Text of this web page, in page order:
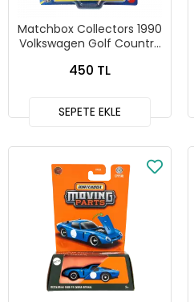
Matchbox Collectors 1990
Volkswagen Golf Country
450 TL
SEPETE EKLE